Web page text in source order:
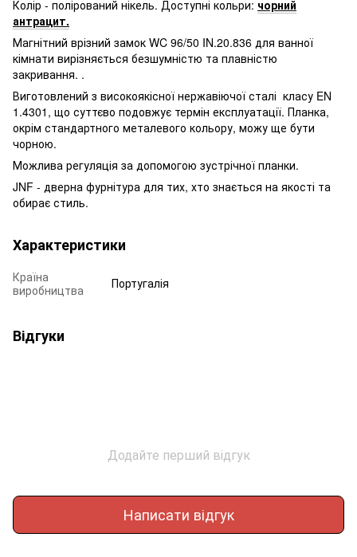
Колір - полірований нікель. Доступні кольри: чорний
антрацит.
Магнітний врізний замок WC 96/50 IN.20.836 для ванної
кімнати вирізняється безшумністю та плавністю
закривання. .
Виготовлений з високоякісної нержавіючої сталі класу EN
1.4301, що суттєво подовжує термін експлуатації. Планка,
окрім стандартного металевого кольору, можу ще бути
чорною.
Можлива регуляція за допомогою зустрічної планки.
JNF - дверна фурнітура для тих, хто знається на якості та
обирає стиль.
Характеристики
Країна
виробництва
Португалія
Відгуки
Додайте перший відгук
Написати відгук